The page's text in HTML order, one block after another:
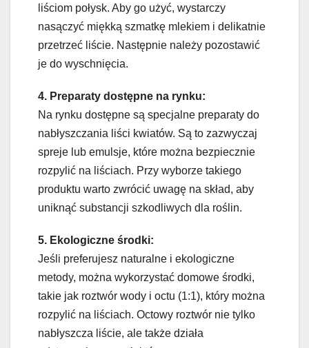
liściom połysk. Aby go użyć, wystarczy
nasączyć miękką szmatkę mlekiem i delikatnie
przetrzeć liście. Następnie należy pozostawić
je do wyschnięcia.
4. Preparaty dostępne na rynku:
Na rynku dostępne są specjalne preparaty do
nabłyszczania liści kwiatów. Są to zazwyczaj
spreje lub emulsje, które można bezpiecznie
rozpylić na liściach. Przy wyborze takiego
produktu warto zwrócić uwagę na skład, aby
uniknąć substancji szkodliwych dla roślin.
5. Ekologiczne środki:
Jeśli preferujesz naturalne i ekologiczne
metody, można wykorzystać domowe środki,
takie jak roztwór wody i octu (1:1), który można
rozpylić na liściach. Octowy roztwór nie tylko
nabłyszcza liście, ale także działa